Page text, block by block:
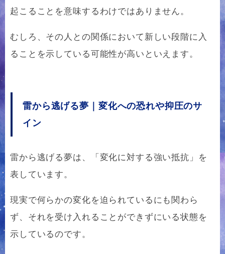
起こることを意味するわけではありません。
むしろ、その人との関係において新しい段階に入
ることを示している可能性が高いといえます。
雷から逃げる夢｜変化への恐れや抑圧のサ
イン
雷から逃げる夢は、「変化に対する強い抵抗」を
表しています。
現実で何らかの変化を迫られているにも関わら
ず、それを受け入れることができずにいる状態を
示しているのです。